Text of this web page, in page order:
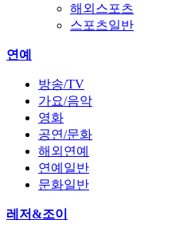
해외스포츠
스포츠일반
연예
방송/TV
가요/음악
영화
공연/문화
해외연예
연예일반
문화일반
레저&조이